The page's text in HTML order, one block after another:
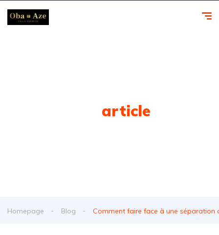
article
Homepage Blog Comment faire face à une séparation